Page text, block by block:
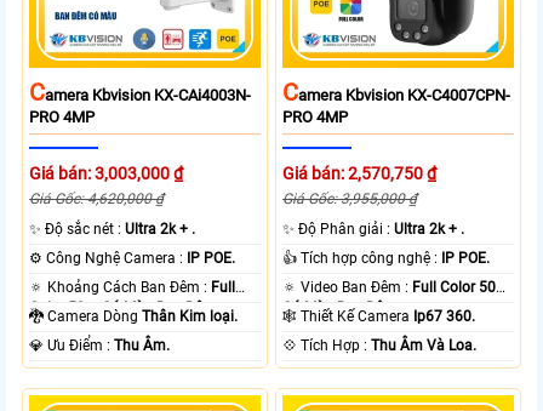
CAmera Kbvision KX-CAi4003N-
PRO 4MP
Giá bán: 3,003,000 ₫
Giá Gốc: 4,620,000 ₫
✨ Độ sắc nét :Ultra 2k + .
⚙ Công Nghệ Camera :
IP POE.
🔅 Khoảng Cách Ban Đêm : Full
Color 50m Có Màu Ban Ðêm.
🐉️ Camera DòngThân Kim loại.
️💎 Ưu Điểm :Thu Âm.
CAmera Kbvision KX-C4007CPN-
PRO 4MP
Giá bán: 2,570,750 ₫
Giá Gốc: 3,955,000 ₫
✨ Độ Phân giải :Ultra 2k + .
👍 Tích hợp công nghệ :
IP POE.
🔅 Video Ban Đêm : Full Color 50m
Có Màu Ban Ðêm.
🕸️ Thiết Kế Camera Ip67 360.
️💠 Tích Hợp :Thu Âm Và Loa.